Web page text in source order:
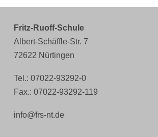
Fritz-Ruoff-Schule
Albert-Schäffle-Str. 7
72622 Nürtingen
Tel.: 07022-93292-0
Fax.: 07022-93292-119
info@frs-nt.de